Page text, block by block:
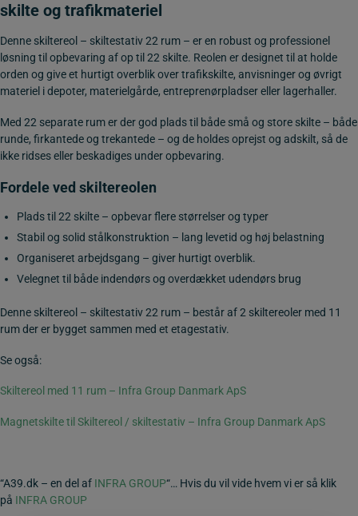
skilte og trafikmateriel
Denne skiltereol – skiltestativ 22 rum – er en robust og professionel
løsning til opbevaring af op til 22 skilte. Reolen er designet til at holde
orden og give et hurtigt overblik over trafikskilte, anvisninger og øvrigt
materiel i depoter, materielgårde, entreprenørpladser eller lagerhaller.
Med 22 separate rum er der god plads til både små og store skilte – både
runde, firkantede og trekantede – og de holdes oprejst og adskilt, så de
ikke ridses eller beskadiges under opbevaring.
Fordele ved skiltereolen
Plads til 22 skilte – opbevar flere størrelser og typer
Stabil og solid stålkonstruktion – lang levetid og høj belastning
Organiseret arbejdsgang – giver hurtigt overblik.
Velegnet til både indendørs og overdækket udendørs brug
Denne skiltereol – skiltestativ 22 rum – består af 2 skiltereoler med 11
rum der er bygget sammen med et etagestativ.
Se også:
Skiltereol med 11 rum – Infra Group Danmark ApS
Magnetskilte til Skiltereol / skiltestativ – Infra Group Danmark ApS
“A39.dk – en del af INFRA GROUP“… Hvis du vil vide hvem vi er så klik
på INFRA GROUP